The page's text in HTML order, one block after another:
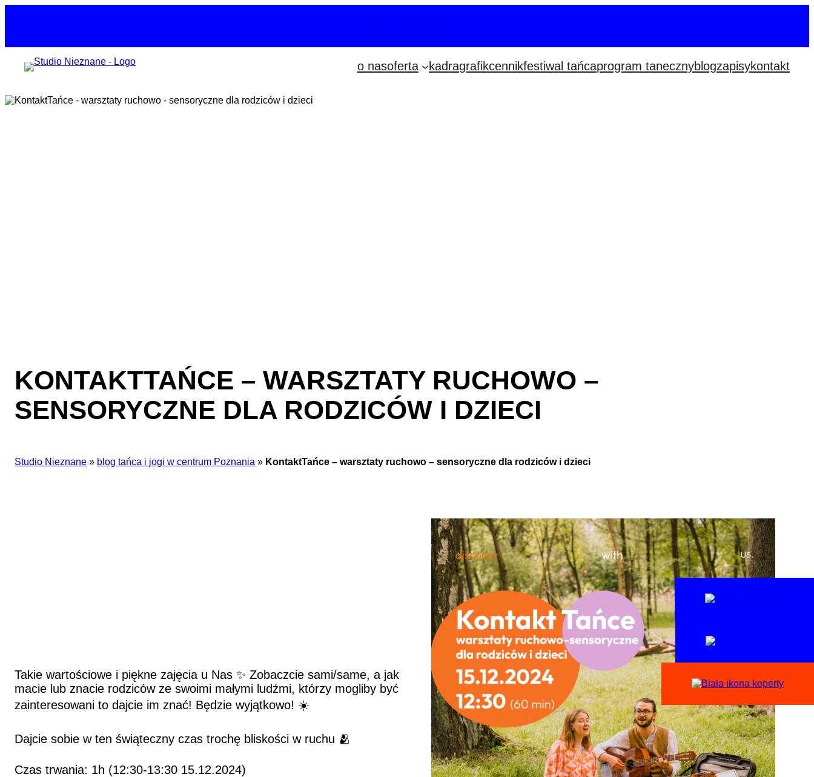
o nasoferta kadragrafikcennikfestiwal tańcaprogram tanecznyblogzapisykontakt
KONTAKTTAŃCE – WARSZTATY RUCHOWO –
SENSORYCZNE DLA RODZICÓW I DZIECI
Studio Nieznane » blog tańca i jogi w centrum Poznania » KontaktTańce – warsztaty ruchowo – sensoryczne dla rodziców i dzieci
Takie wartościowe i piękne zajęcia u Nas ✨ Zobaczcie sami/same, a jak
macie lub znacie rodziców ze swoimi małymi ludźmi, którzy mogliby być
zainteresowani to dajcie im znać! Będzie wyjątkowo! ☀️
Dajcie sobie w ten świąteczny czas trochę bliskości w ruchu 🫂
Czas trwania: 1h (12:30-13:30 15.12.2024)